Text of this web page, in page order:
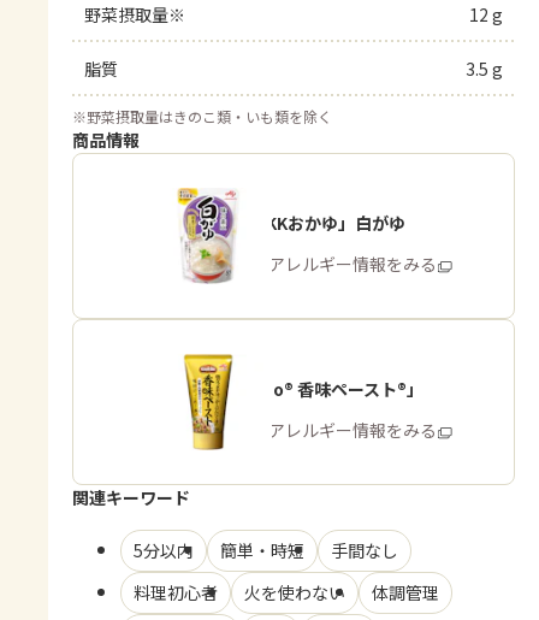
野菜摂取量※ 12 g
脂質 3.5 g
※野菜摂取量はきのこ類・いも類を除く
商品情報
「味の素KKおかゆ」白がゆ
商品・アレルギー情報をみる
「Cook Do® 香味ペースト®」
商品・アレルギー情報をみる
関連キーワード
5分以内 簡単・時短
手間なし
料理初心者
火を使わない
体調管理